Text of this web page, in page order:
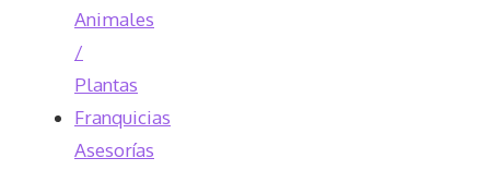
Animales
/
Plantas
Franquicias
Asesorías